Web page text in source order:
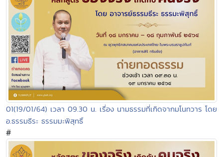
01(19/01/64) เวลา 09.30 น. เรื่อง นามธรรมที่เกิดจากมโนทวาร โดย
อ.ธรรมธีระ ธรรมมะพิสุทธิ์
#